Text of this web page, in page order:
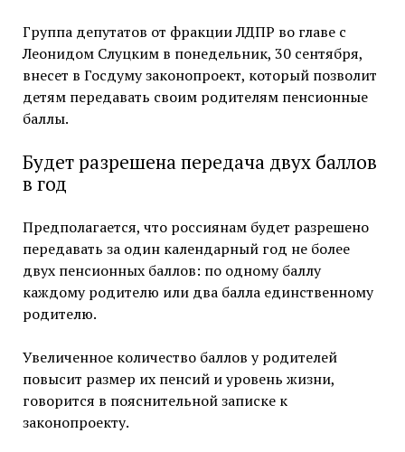
Группа депутатов от фракции ЛДПР во главе с
Леонидом Слуцким в понедельник, 30 сентября,
внесет в Госдуму законопроект, который позволит
детям передавать своим родителям пенсионные
баллы.
Будет разрешена передача двух баллов
в год
Предполагается, что россиянам будет разрешено
передавать за один календарный год не более
двух пенсионных баллов: по одному баллу
каждому родителю или два балла единственному
родителю.
Увеличенное количество баллов у родителей
повысит размер их пенсий и уровень жизни,
говорится в пояснительной записке к
законопроекту.